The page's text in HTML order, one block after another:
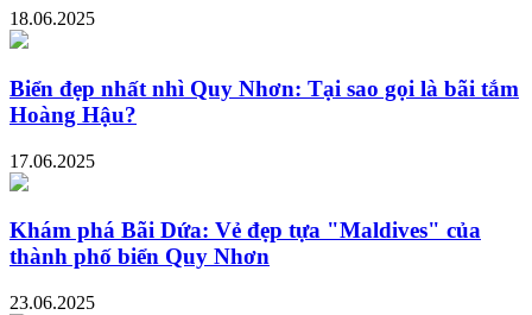
18.06.2025
Biển đẹp nhất nhì Quy Nhơn: Tại sao gọi là bãi tắm
Hoàng Hậu?
17.06.2025
Khám phá Bãi Dứa: Vẻ đẹp tựa "Maldives" của
thành phố biển Quy Nhơn
23.06.2025